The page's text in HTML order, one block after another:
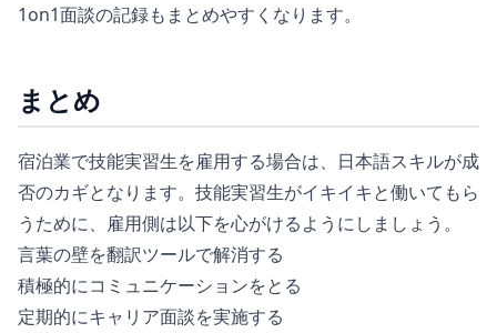
1on1面談の記録もまとめやすくなります。
まとめ
宿泊業で技能実習生を雇用する場合は、日本語スキルが成
否のカギとなります。技能実習生がイキイキと働いてもら
うために、雇用側は以下を心がけるようにしましょう。
言葉の壁を翻訳ツールで解消する
積極的にコミュニケーションをとる
定期的にキャリア面談を実施する